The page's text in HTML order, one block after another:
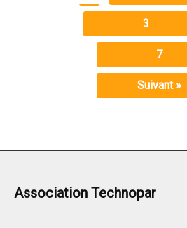
3
7
Suivant »
Association Technopar